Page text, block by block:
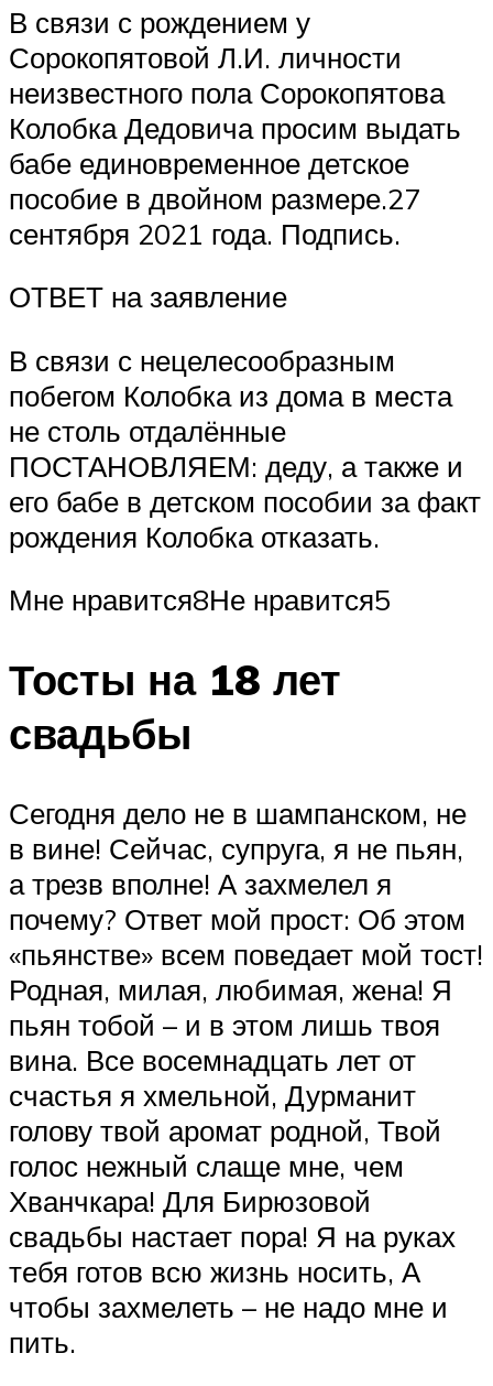
В связи с рождением у
Сорокопятовой Л.И. личности
неизвестного пола Сорокопятова
Колобка Дедовича просим выдать
бабе единовременное детское
пособие в двойном размере.27
сентября 2021 года. Подпись.
ОТВЕТ на заявление
В связи с нецелесообразным
побегом Колобка из дома в места
не столь отдалённые
ПОСТАНОВЛЯЕМ: деду, а также и
его бабе в детском пособии за факт
рождения Колобка отказать.
Мне нравится8Не нравится5
Тосты на 18 лет
свадьбы
Сегодня дело не в шампанском, не
в вине! Сейчас, супруга, я не пьян,
а трезв вполне! А захмелел я
почему? Ответ мой прост: Об этом
«пьянстве» всем поведает мой тост!
Родная, милая, любимая, жена! Я
пьян тобой – и в этом лишь твоя
вина. Все восемнадцать лет от
счастья я хмельной, Дурманит
голову твой аромат родной, Твой
голос нежный слаще мне, чем
Хванчкара! Для Бирюзовой
свадьбы настает пора! Я на руках
тебя готов всю жизнь носить, А
чтобы захмелеть – не надо мне и
пить.